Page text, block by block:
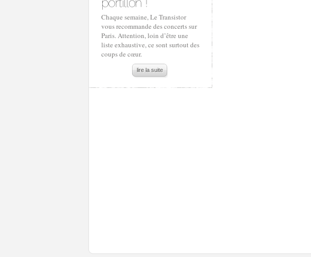
Chaque semaine, Le Transistor
vous recommande des concerts sur
Paris. Attention, loin d’être une
liste exhaustive, ce sont surtout des
coups de cœur.
lire la suite